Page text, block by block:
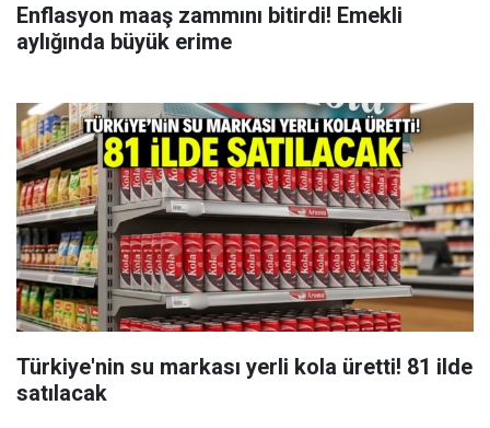
Enflasyon maaş zammını bitirdi! Emekli
aylığında büyük erime
Türkiye'nin su markası yerli kola üretti! 81 ilde
satılacak